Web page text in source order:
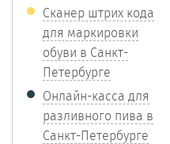
Сканер штрих кода
для маркировки
обуви в Санкт-
Петербурге
Онлайн-касса для
разливного пива в
Санкт-Петербурге